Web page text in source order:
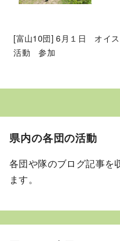
[富山10団] 6月１日 オイ
活動 参加
県内の各団の活動
各団や隊のブログ記事を
ます。